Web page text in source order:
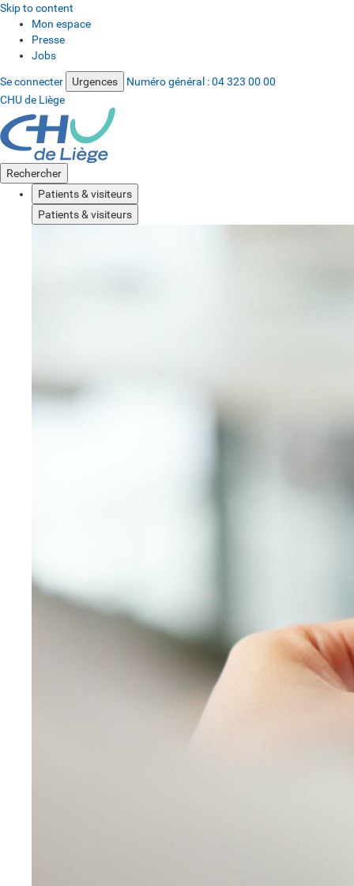
Skip to content
Mon espace
Presse
Jobs
Se connecter Urgences Numéro général :04 323 00 00
CHU de Liège
Rechercher
Patients & visiteurs
Patients & visiteurs